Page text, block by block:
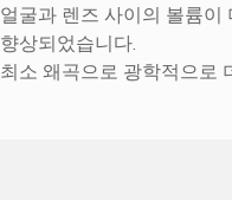
얼굴과 렌즈 사이의 볼륨이
향상되었습니다.
최소 왜곡으로 광학적으로